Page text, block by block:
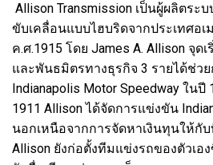
Allison Transmission เป็นผู้ผลิตระ
ขับเคลื่อนแบบไฮบริดจากประเทศอเ
ค.ศ.1915 โดย James A. Allison จุด
และพันธมิตรทางธุรกิจ 3 รายได้ช่ว
Indianapolis Motor Speedway ใน
1911 Allison ได้จัดการแข่งขัน
นอกเหนือจากการจัดหาเงินทุนให้กั
Allison ยังก่อตั้งทีมแข่งรถของตัวเอ